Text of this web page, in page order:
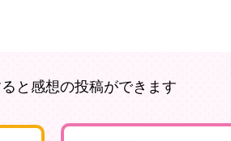
と感想の投稿ができます